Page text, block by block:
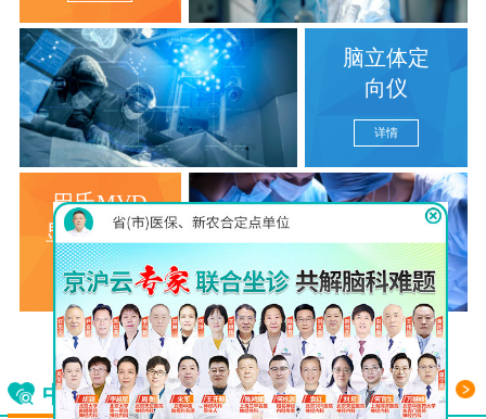
脑立体定
向仪
详情
巴氏MVD
显微分离术
详情
查看更多
中西医结合看脑病 更多